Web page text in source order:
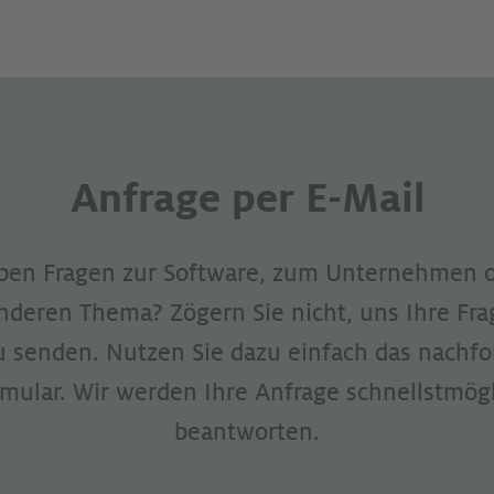
Anfrage per E-Mail
Fragen zur Software, zum Unternehmen
Thema? Zögern Sie nicht, uns Ihre
senden. Nutzen Sie dazu einfach das
Wir werden Ihre Anfrage
beantworten.